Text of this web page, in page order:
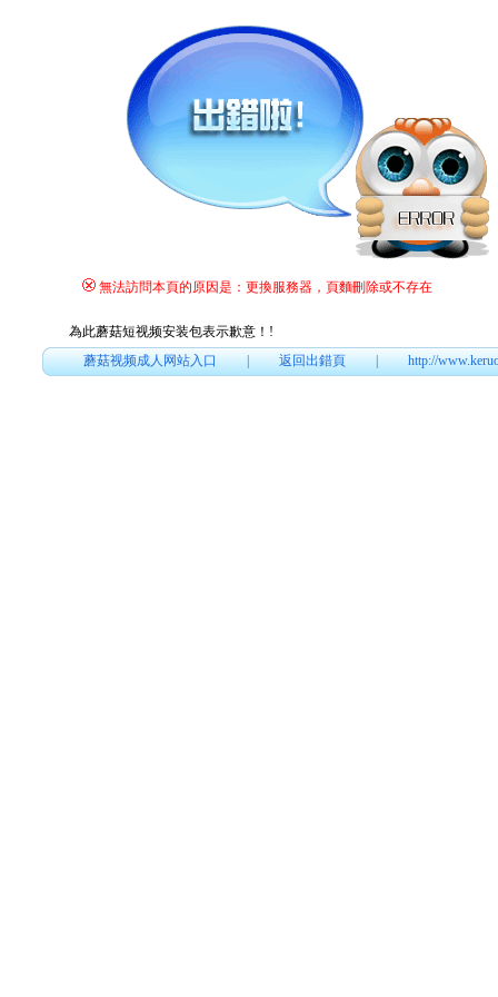
無法訪問本頁的原因是：更換服務器，頁麵刪除或不存在
為此蘑菇短视频安装包表示歉意！ !
蘑菇视频成人网站入口|返回出錯頁|http://